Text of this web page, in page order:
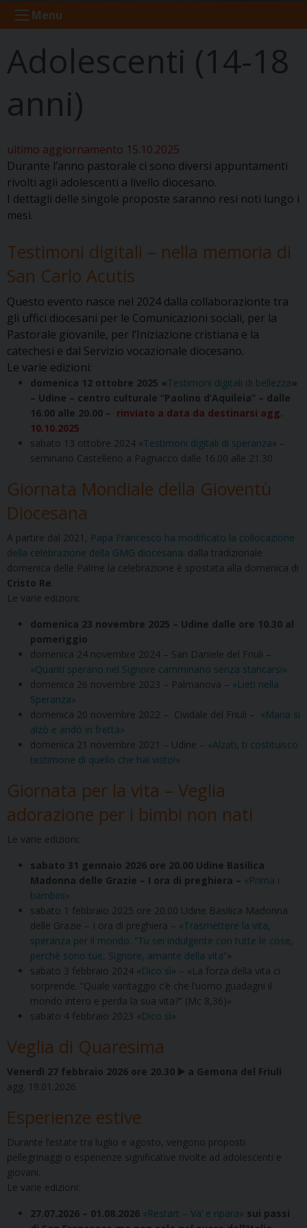
Menu
Adolescenti (14-18
anni)
ultimo aggiornamento 15.10.2025
Durante l’anno pastorale ci sono diversi appuntamenti
rivolti agli adolescenti a livello diocesano.
I dettagli delle singole proposte saranno resi noti lungo i
mesi.
Testimoni digitali – nella memoria di
San Carlo Acutis
Questo evento nasce nel 2024 dalla collaborazionte tra
gli uffici diocesani per le Comunicazioni sociali, per la
Pastorale giovanile, per l’Iniziazione cristiana e la
catechesi e dal Servizio vocazionale diocesano.
Le varie edizioni:
domenica 12 ottobre 2025 «Testimoni digitali di bellezza»
– Udine – centro culturale “Paolino d’Aquileia” – dalle
16.00 alle 20.00 – rinviato a data da destinarsi agg.
10.10.2025
sabato 13 ottobre 2024 «Testimoni digitali di speranza» –
seminario Castellerio a Pagnacco dalle 16.00 alle 21.30
Giornata Mondiale della Gioventù
Diocesana
A partire dal 2021,
Papa Francesco ha modificato la collocazione
della celebrazione della GMG diocesana : dalla tradizionale
domenica delle Palme la celebrazione è spostata alla domenica di
Cristo Re
Le varie edizioni:
domenica 23 novembre 2025 – Udine dalle ore 10.30 al
pomeriggio
domenica 24 novembre 2024 – San Daniele del Friuli –
«Quanti sperano nel Signore camminano senza stancarsi»
domenica 26 novembre 2023 – Palmanova – «Lieti nella
Speranza»
domenica 20 novembre 2022 – Cividale del Friuli – «Maria si
alzò e andò in fretta»
domenica 21 novembre 2021 – Udine – «Alzati, ti costituisco
testimone di quello che hai visto!»
Giornata per la vita – Veglia
adorazione per i bimbi non nati
Le varie edizioni:
sabato 31 gennaio 2026 ore 20.00 Udine Basilica
Madonna delle Grazie – I ora di preghiera – «Prima i
bambini»
sabato 1 febbraio 2025 ore 20.00 Udine Basilica Madonna
delle Grazie – I ora di preghiera – «Trasmettere la vita,
speranza per il mondo. “Tu sei indulgente con tutte le cose,
perchè sono tue, Signore, amante della vita”»
sabato 3 febbraio 2024 «Dico sì» – «La forza della vita ci
sorprende. “Quale vantaggio c’è che l’uomo guadagni il
mondo intero e perda la sua vita?” (Mc 8,36)»
sabato 4 febbraio 2023 «Dico sì»
Veglia di Quaresima
Venerdì 27 febbraio 2026 ore 20.30 ▶️ a Gemona del Friuli
agg. 19.01.2026
Esperienze estive
Durante l’estate tra luglio e agosto, vengono proposti
pellegrinaggi o esperienze significative rivolte ad adolescenti e
giovani.
Le varie edizioni:
27.07.2026 – 01.08.2026 «Restart – Va’ e ripara» sui passi